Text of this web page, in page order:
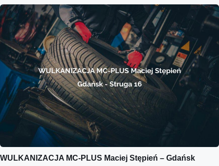
WULKANIZACJA MC-PLUS Maciej Stępień – Gdańsk